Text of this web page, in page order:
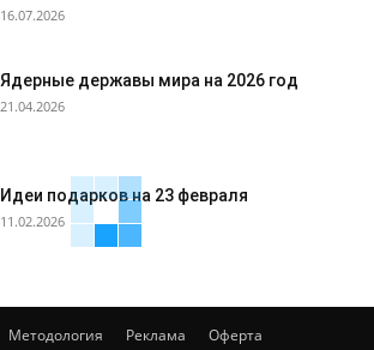
16.07.2026
Ядерные державы мира на 2026 год
21.04.2026
Идеи подарков на 23 февраля
11.02.2026
Методология Реклама
Оферта